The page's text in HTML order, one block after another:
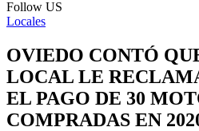
Follow US
Locales
OVIEDO CONTÓ
LOCAL LE
EL PAGO DE 30
COMPRADAS EN